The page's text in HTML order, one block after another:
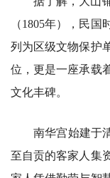
（1805年），民
列为区级文物保护
位，更是一座承载
文化丰碑。
南华宫始建于
至自贡的客家人集